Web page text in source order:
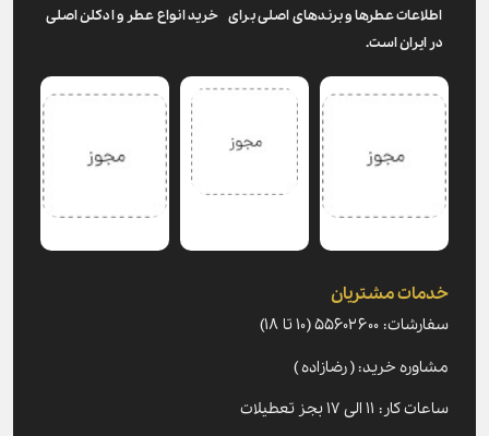
اطلاعات عطرها و برندهای اصلی برای خرید انواع عطر و ادکلن اصلی
در ایران است.
خدمات مشتریان
سفارشات: ۵۵۶۰۲۶۰۰ (۱۰ تا ۱۸)
مشاوره خرید: ( رضازاده )
ساعات کار: ۱۱ الی ۱۷ بجز تعطیلات